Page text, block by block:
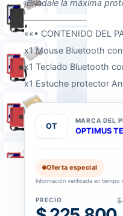
COLOR
¡Bríndale la máxima
———————-
««• CONTENIDO DEL
x1 Mouse Bluetooth
x1 Teclado Bluetooth
x1 Estuche protector
OT
MARCA DEL
OPTIMUS
Oferta especial
Información verificada en tiempo
PRECIO